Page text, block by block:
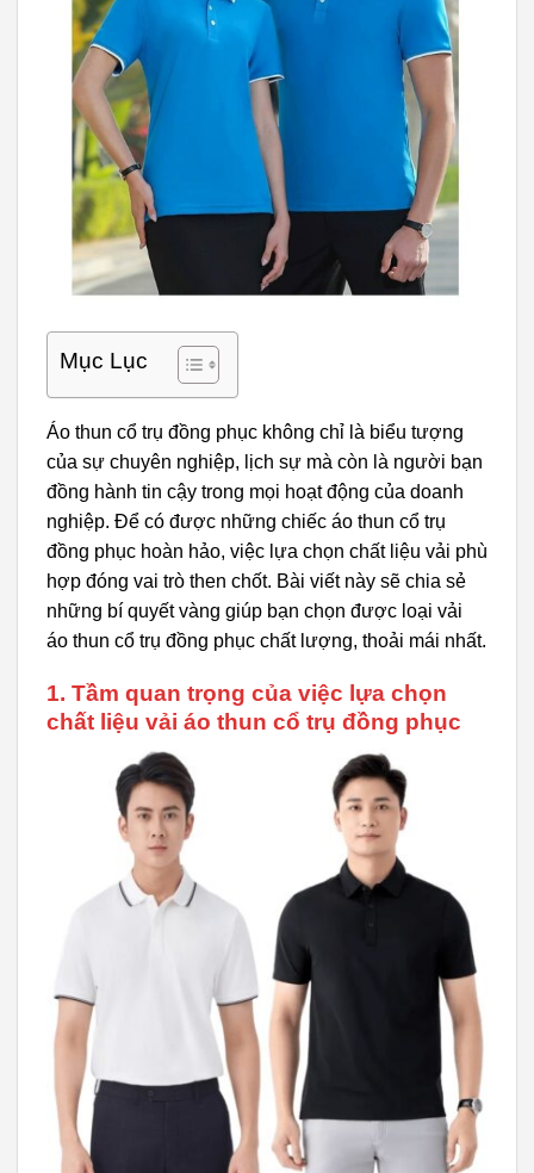
Mục Lục
Áo thun cổ trụ đồng phục không chỉ là biểu tượng
của sự chuyên nghiệp, lịch sự mà còn là người bạn
đồng hành tin cậy trong mọi hoạt động của doanh
nghiệp. Để có được những chiếc áo thun cổ trụ
đồng phục hoàn hảo, việc lựa chọn chất liệu vải phù
hợp đóng vai trò then chốt. Bài viết này sẽ chia sẻ
những bí quyết vàng giúp bạn chọn được loại vải
áo thun cổ trụ đồng phục chất lượng, thoải mái nhất.
1. Tầm quan trọng của việc lựa chọn
chất liệu vải áo thun cổ trụ đồng phục